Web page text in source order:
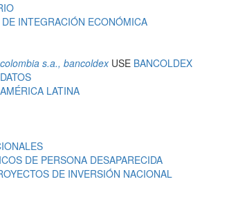
INTEGRACIÓN ECONÓMICA
s.a., bancoldexUSE BANCOLDEX
LATINA
DE PERSONA DESAPARECIDA
DE INVERSIÓN NACIONAL